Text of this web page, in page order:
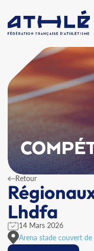
Retour
Lhdfa
14 Mars 2026
Arena stade couvert